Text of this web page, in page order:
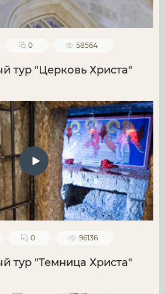
0 58564
тур "Церковь Христа"
0 96136
тур "Темница Христа"